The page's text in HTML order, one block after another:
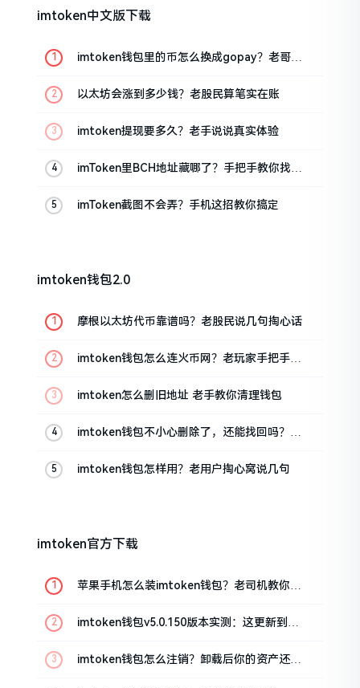
imtoken中文版下载
imtoken钱包里的币怎么换成gopay？老哥手
以太坊会涨到多少钱？老股民算笔实在账
imtoken提现要多久？老手说说真实体验
imToken里BCH地址藏哪了？手把手教你找对
imToken截图不会弄？手机这招教你搞定
imtoken钱包2.0
摩根以太坊代币靠谱吗？老股民说几句掏心话
imtoken钱包怎么连火币网？老玩家手把手教
imtoken怎么删旧地址 老手教你清理钱包
imtoken钱包不小心删除了，还能找回吗？手
imtoken钱包怎样用？老用户掏心窝说几句
imtoken官方下载
苹果手机怎么装imtoken钱包？老司机教你避
imtoken钱包v5.0.150版本实测：这更新到底
imtoken钱包怎么注销？卸载后你的资产还在